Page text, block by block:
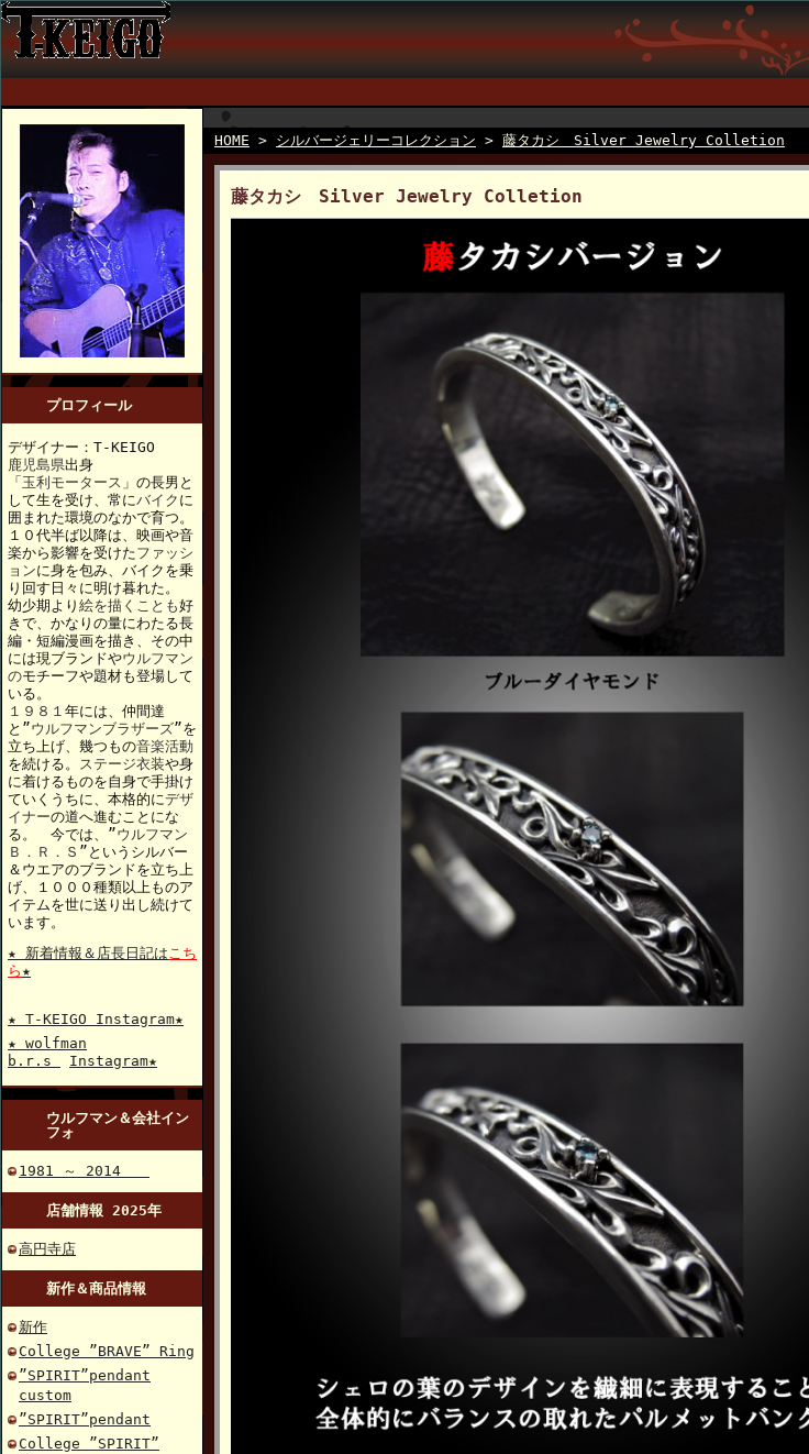
プロフィール
デザイナー：T-KEIGO
鹿児島県出身
「 玉利モータース 」の長男と
して生を受け、常にバイク に
囲まれた環境のなかで育つ。
１０代半ば以降は、映画や音
楽から影響を受けたファッシ
ョンに身を包み、バイクを乗
り回す日々に明け暮れた。
幼少期より 絵を描くことも好
きで、かなりの量にわたる長
編・短編漫画を描き、その中
には現ブランドやウルフマン
のモチーフや題材も登場して
いる。
１９８１ 年には、仲間達
と”ウルフマンブラザーズ”を
立ち上げ、幾つもの音楽活動
を続ける。 ステージ衣装や身
に着けるものを自身で手掛け
ていくうちに、本格的にデザ
イナーの道へ進むことにな
る。 今では、”ウルフマン
Ｂ．Ｒ．Ｓ ”というシルバー
＆ウエアのブランドを立ち上
げ、１０００種類以上ものア
イテムを世に送り出し続けて
います。
★ 新着情報＆店長日記はこち
ら★
★ T-KEIGO Instagram★
★ wolfman
b.r.s
Instagram★
ウルフマン＆会社イン
フォ
1981 ～ 2014
店舗情報 2025年
高円寺店
新作＆商品情報
新作
College ”BRAVE” Ring
”SPIRIT”pendant
custom
”SPIRIT”pendant
College ”SPIRIT”
HOME > シルバージェリーコレクション > 藤タカシ Silver Jewelry Colletion
藤タカシ Silver Jewelry Colletion